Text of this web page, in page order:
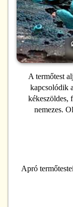
A termőtest
kapcsolódik
kékeszöldes,
nemezes.
Apró